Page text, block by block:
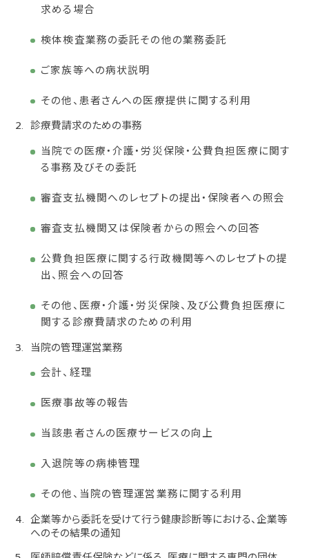
求める場合
検体検査業務の委託その他の業務委託
ご家族等への病状説明
その他、患者さんへの医療提供に関する利用
診療費請求のための事務
当院での医療・介護・労災保険・公費負担医療に関す
る事務及びその委託
審査支払機関へのレセプトの提出・保険者への照会
審査支払機関又は保険者からの照会への回答
公費負担医療に関する行政機関等へのレセプトの提
出、照会への回答
その他、医療・介護・労災保険、及び公費負担医療に
関する診療費請求のための利用
当院の管理運営業務
会計、経理
医療事故等の報告
当該患者さんの医療サービスの向上
入退院等の病棟管理
その他、当院の管理運営業務に関する利用
企業等から委託を受けて行う健康診断等における、企業等
へのその結果の通知